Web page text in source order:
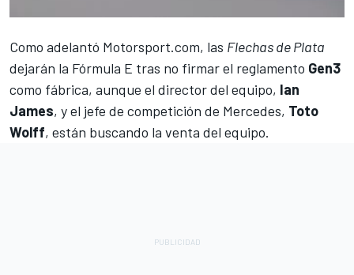
Como adelantó Motorsport.com, las Flechas de Plata
dejarán la Fórmula E tras no firmar el reglamento Gen3
como fábrica, aunque el director del equipo, Ian
James, y el jefe de competición de Mercedes, Toto
Wolff, están buscando la venta del equipo.